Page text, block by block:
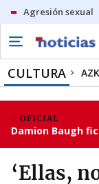
Agresión sexual
CULTURA
OFICIAL
Damion Baugh
‘Ellas,